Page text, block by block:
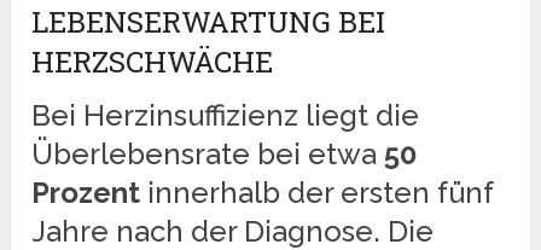
LEBENSERWARTUNG BEI
HERZSCHWÄCHE
Bei Herzinsuffizienz liegt die
Überlebensrate bei etwa 50
Prozent innerhalb der ersten fünf
Jahre nach der Diagnose. Die